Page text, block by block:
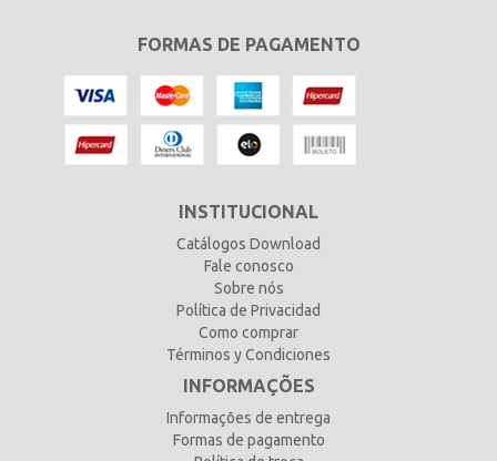
FORMAS DE PAGAMENTO
INSTITUCIONAL
Catálogos Download
Fale conosco
Sobre nós
Política de Privacidad
Como comprar
Términos y Condiciones
INFORMAÇÕES
Informações de entrega
Formas de pagamento